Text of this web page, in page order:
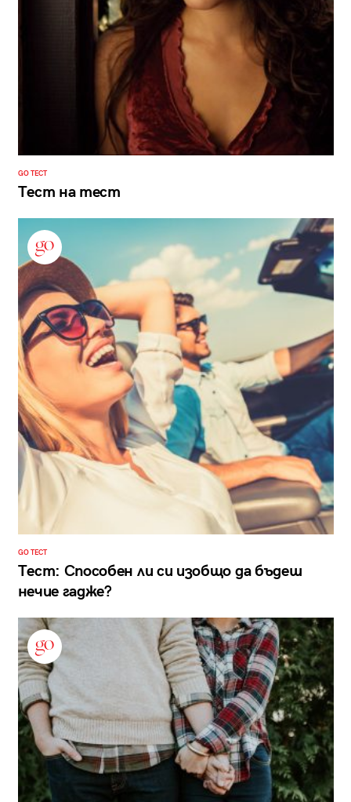
GO ТЕСТ
Тест на тест
GO ТЕСТ
Тест: Способен ли си изобщо да бъдеш
нечие гадже?